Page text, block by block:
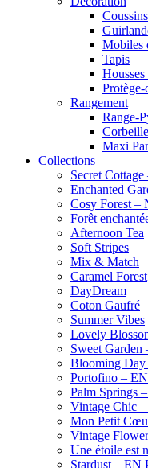
Mobiles
Tapis
Housses
Protège-
Rangement
Range-
Maxi
Collections
Secret
Enchanted
Cosy Forest
Forêt
Afternoon Tea
Soft Stripes
Mix & Match
Caramel Forest
DayDream
Coton Gaufré
Summer Vibes
Lovely
Sweet
Blooming
Portofino –
Palm Springs
Vintage Chic
Mon Petit
Vintage
Une étoile est
Stardust – EN